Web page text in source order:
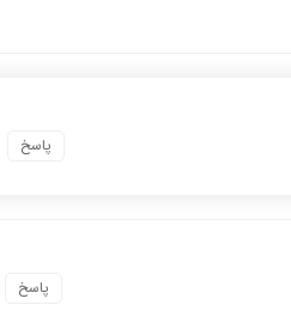
پاسخ
پاسخ